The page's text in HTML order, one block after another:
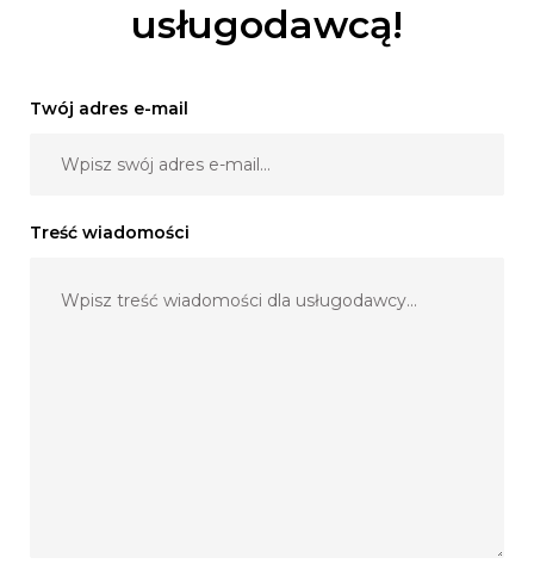
usługodawcą!
Twój adres e-mail
Treść wiadomości